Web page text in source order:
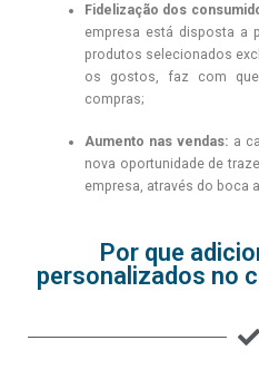
Fidelização dos
empresa está disposta a
produtos selecionados
os gostos, faz com
compras;
Aumento nas vendas: a
nova oportunidade de
empresa, através do boca
Por que
personalizados no